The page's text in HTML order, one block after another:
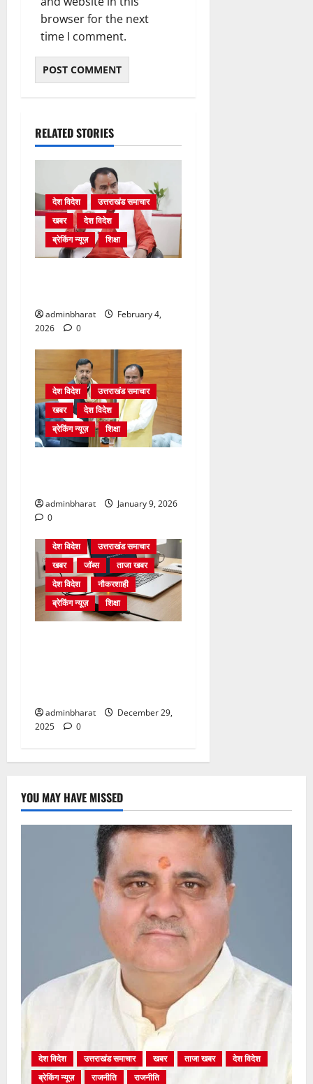
browser for the next
time I comment.
RELATED STORIES
देश विदेश
उत्तराखंड समाचार
खबर
देश विदेश
ब्रेकिंग न्यूज़
शिक्षा
adminbharat
February 4,
2026
0
देश विदेश
उत्तराखंड समाचार
खबर
देश विदेश
ब्रेकिंग न्यूज़
शिक्षा
adminbharat
January 9, 2026
0
देश विदेश
उत्तराखंड समाचार
खबर
जॉब्स
ताजा खबर
देश विदेश
नौकरशाही
ब्रेकिंग न्यूज़
शिक्षा
adminbharat
December 29,
2025
0
YOU MAY HAVE MISSED
देश विदेश उत्तराखंड समाचार खबर ताजा खबर
देश विदेश
ब्रेकिंग न्यूज़
राजनीति राजनीति